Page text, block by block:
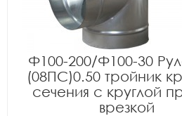
Ф100-200/Ф100-30
(08ПС)0.50 тройник
сечения с круглой
врезкой